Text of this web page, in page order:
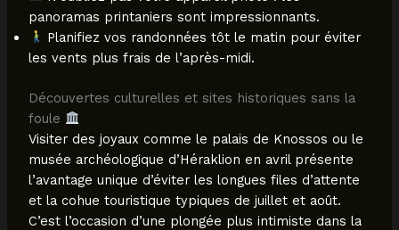
panoramas printaniers sont impressionnants.
Planifiez vos randonnées tôt le matin pour éviter
les vents plus frais de l’après-midi.
Découvertes culturelles et sites historiques sans la
foule
Visiter des joyaux comme le palais de Knossos ou le
musée archéologique d’Héraklion en avril présente
l’avantage unique d’éviter les longues files d’attente
et la cohue touristique typiques de juillet et août.
C’est l’occasion d’une plongée plus intimiste dans la